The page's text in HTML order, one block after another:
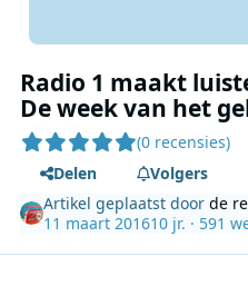
Radio 1 maakt
De week van het
(0 recensies)
Delen
Volgers
Artikel geplaatst doorde
11 maart 201610 jr. · 591